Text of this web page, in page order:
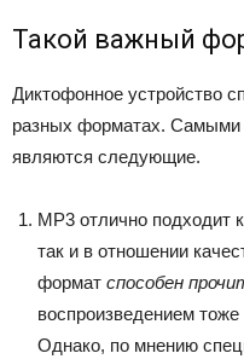
Такой важный
Диктофонное устройство
разных форматах. Самыми
являются следующие.
MP3 отлично подходит
так и в отношении
формат способен
воспроизведением
Однако, по мнению